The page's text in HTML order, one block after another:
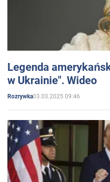
Legenda
w Ukrainie". Wideo
Rozrywka03.03.2025 09:46